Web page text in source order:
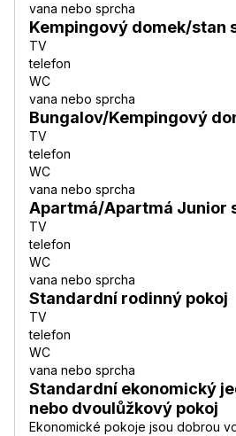
vana nebo sprcha
Kempingový domek/stan
TV
telefon
WC
vana nebo sprcha
Bungalov/Kempingový
TV
telefon
WC
vana nebo sprcha
Apartmá/Apartmá Junior
TV
telefon
WC
vana nebo sprcha
Standardní rodinný pokoj
TV
telefon
WC
vana nebo sprcha
Standardní ekonomický
nebo dvoulůžkový pokoj
Ekonomické pokoje jsou dobrou